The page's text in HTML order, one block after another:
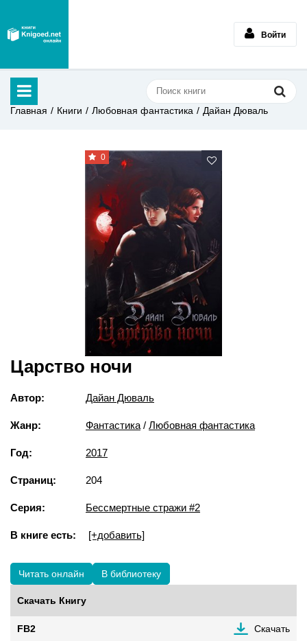
Войти
Главная Книги Любовная фантастика Дайан Дюваль
0
Царство ночи
Автор: Дайан Дюваль
Жанр: Фантастика / Любовная фантастика
Год: 2017
Страниц: 204
Серия: Бессмертные стражи #2
В книге есть: [+добавить]
Читать онлайн В библиотеку
Скачать Книгу
FB2 Скачать